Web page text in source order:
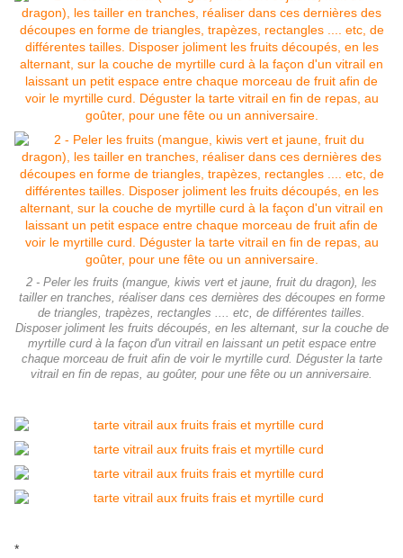
2 - Peler les fruits (mangue, kiwis vert et jaune, fruit du dragon), les
tailler en tranches, réaliser dans ces dernières des découpes en forme
de triangles, trapèzes, rectangles .... etc, de différentes tailles.
Disposer joliment les fruits découpés, en les alternant, sur la couche de
myrtille curd à la façon d'un vitrail en laissant un petit espace entre
chaque morceau de fruit afin de voir le myrtille curd. Déguster la tarte
vitrail en fin de repas, au goûter, pour une fête ou un anniversaire.
*